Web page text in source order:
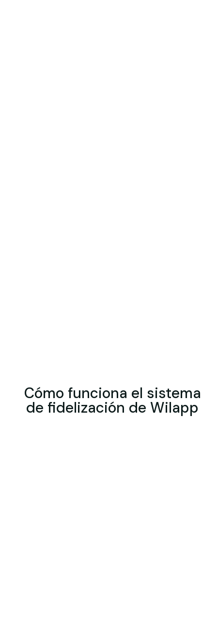
Cómo funciona el sistema
de fidelización de Wilapp